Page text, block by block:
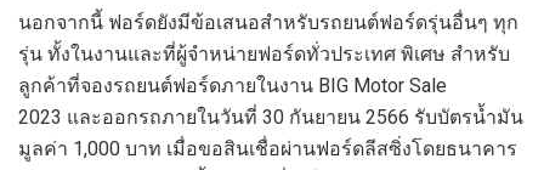
นอกจากนี้ ฟอร์ดยังมีข้อเสนอสำหรับรถยนต์ฟอร์ดรุ่นอื่นๆ ทุก
รุ่น ทั้งในงานและที่ผู้จำหน่ายฟอร์ดทั่วประเทศ พิเศษ สำหรับ
ลูกค้าที่จองรถยนต์ฟอร์ดภายในงาน BIG Motor Sale
2023 และออกรถภายในวันที่ 30 กันยายน 2566 รับบัตรน้ำมัน
มูลค่า 1,000 บาท เมื่อขอสินเชื่อผ่านฟอร์ดลีสซิ่งโดยธนาคาร